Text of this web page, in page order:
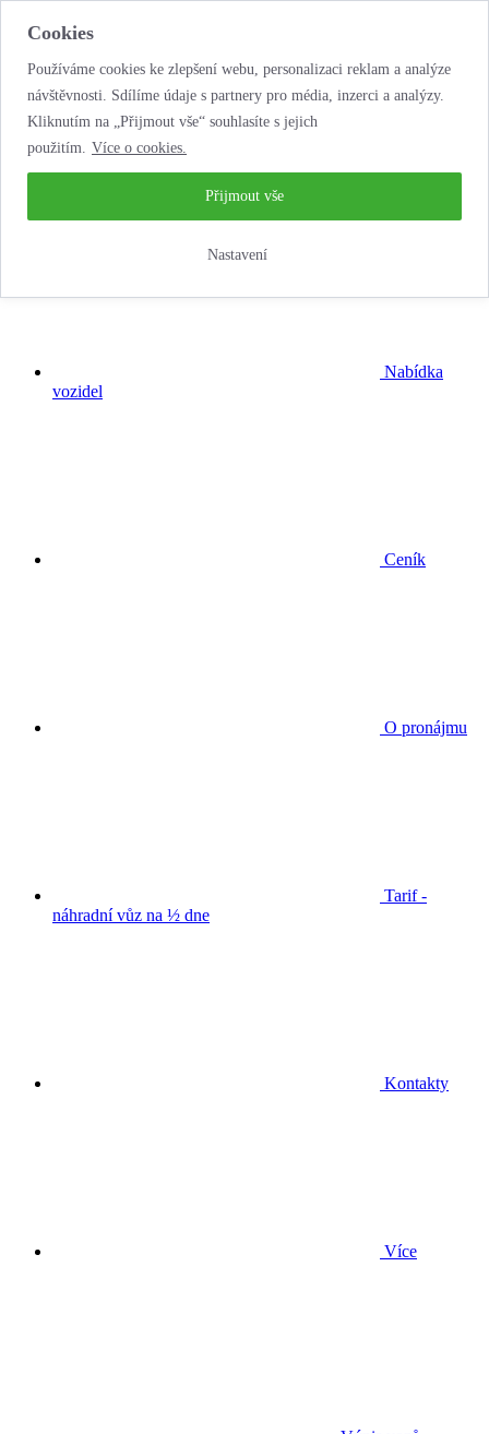
Cookies
Používáme cookies ke zlepšení webu, personalizaci reklam a analýze
návštěvnosti. Sdílíme údaje s partnery pro média, inzerci a analýzy.
Kliknutím na „Přijmout vše“ souhlasíte s jejich
použitím. Více o cookies.
Nastavení
Přijmout vše
Nabídka
vozidel
Ceník
O pronájmu
Tarif -
náhradní vůz na ½ dne
Kontakty
Více